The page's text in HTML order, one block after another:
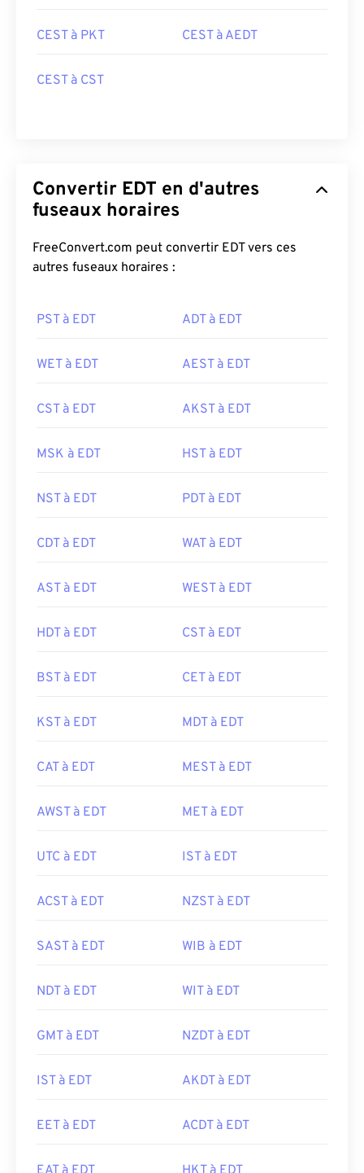
CEST à PKT CEST à AEDT
CEST à CST
Convertir EDT en d'autres
fuseaux horaires
FreeConvert.com peut convertir EDT vers ces
autres fuseaux horaires :
PST à EDT ADT à EDT
WET à EDT AEST à EDT
CST à EDT AKST à EDT
MSK à EDT HST à EDT
NST à EDT PDT à EDT
CDT à EDT WAT à EDT
AST à EDT WEST à EDT
HDT à EDT CST à EDT
BST à EDT CET à EDT
KST à EDT MDT à EDT
CAT à EDT MEST à EDT
AWST à EDT MET à EDT
UTC à EDT IST à EDT
ACST à EDT NZST à EDT
SAST à EDT WIB à EDT
NDT à EDT WIT à EDT
GMT à EDT NZDT à EDT
IST à EDT AKDT à EDT
EET à EDT ACDT à EDT